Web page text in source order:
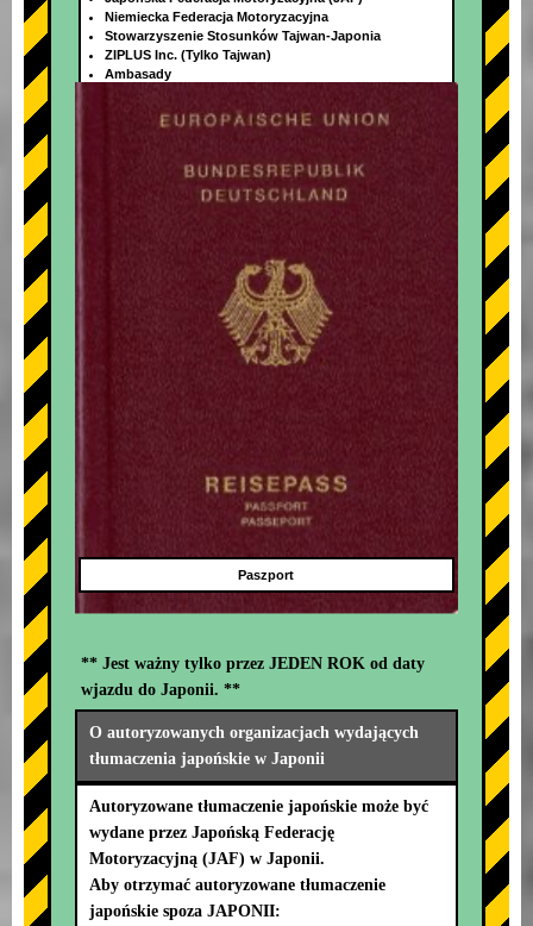
+
Niemiecka Federacja Motoryzacyjna
Stowarzyszenie Stosunków Tajwan-Japonia
ZIPLUS Inc. (Tylko Tajwan)
Ambasady
Paszport
** Jest ważny tylko przez JEDEN ROK od daty
wjazdu do Japonii. **
O autoryzowanych organizacjach wydających
tłumaczenia japońskie w Japonii
Autoryzowane tłumaczenie japońskie może być
wydane przez Japońską Federację
Motoryzacyjną (JAF) w Japonii.
Aby otrzymać autoryzowane tłumaczenie
japońskie spoza JAPONII: